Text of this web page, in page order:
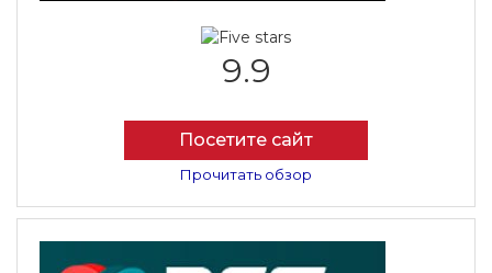
9.9
Посетите сайт
Прочитать обзор